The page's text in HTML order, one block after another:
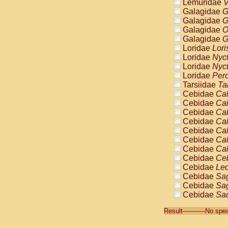
Lemuridae
Galagidae
Galagidae
Galagidae
Galagidae
Loridae
Loridae
Loridae
Loridae
Tarsiidae
Cebidae
Cebidae
Cebidae
Cebidae
Cebidae
Cebidae
Cebidae
Cebidae
Cebidae
Cebidae
Cebidae
Cebidae
Cebidae
Result-----------No